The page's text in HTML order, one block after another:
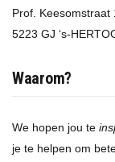
Prof. Keesomstraat
5223 GJ ‘s-
Waarom?
We hopen jou te
je te helpen om